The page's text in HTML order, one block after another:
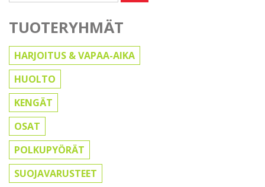
TUOTERYHMÄT
HARJOITUS & VAPAA-AIKA
HUOLTO
KENGÄT
OSAT
POLKUPYÖRÄT
SUOJAVARUSTEET